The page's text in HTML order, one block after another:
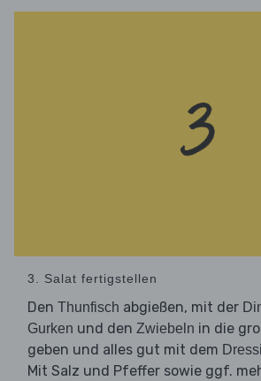
3. Salat fertigstellen
Den Thunfisch abgießen, mit der
Gurken und den Zwiebeln in die
geben und alles gut mit dem
Mit Salz und Pfeffer sowie ggf.